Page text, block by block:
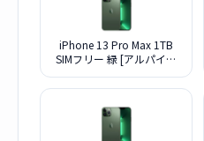
iPhone 13 Pro Max 1TB
SIMフリー 緑 [アルパイン